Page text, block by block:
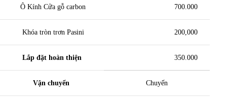
Ô Kính Cửa gỗ carbon 700.000
Khóa tròn trơn Pasini 200,000
Lắp đặt hoàn thiện 350.000
Vận chuyển Chuyến